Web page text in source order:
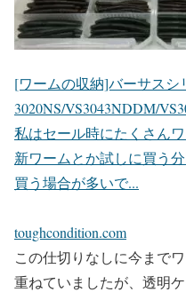
[ワームの収納]バーサスシ
3020NS/VS3043NDDM/
私はセール時にたくさん
新ワームとか試しに買う
買う場合が多いで...
toughcondition.com
この仕切りなしに今まで
重ねていましたが、透明